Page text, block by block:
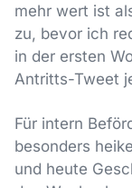
mehr wert ist
zu, bevor ich
in der ersten
Antritts-Tweet
Für intern
besonders
und heute